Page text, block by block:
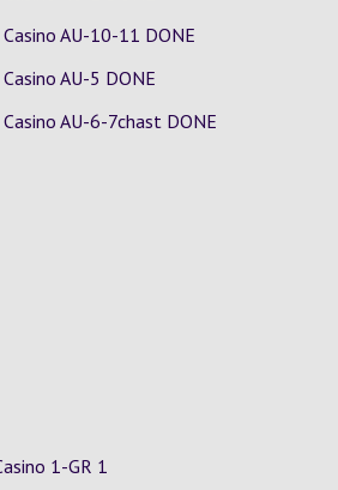
AU-10-11 DONE
AU-5 DONE
AU-6-7chast DONE
1-GR 1